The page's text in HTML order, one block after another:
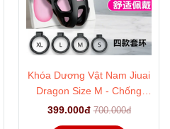
Khóa Dương Vật Nam Jiuai
Dragon Size M - Chống
Thủ Dâm, Ngăn Chặn
399.000đ 700.000đ